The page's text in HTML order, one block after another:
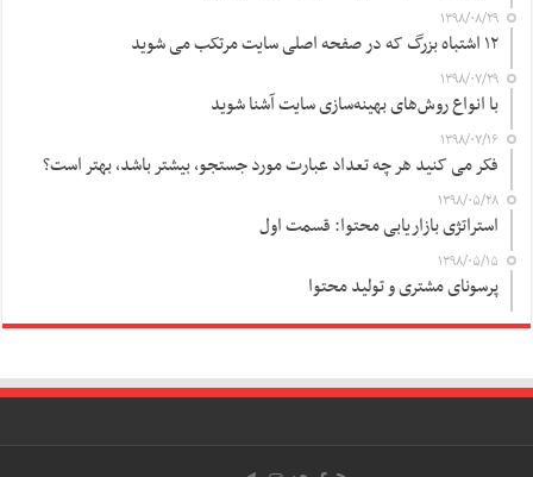
۱۳۹۸/۰۸/۲۹
۱۲ اشتباه بزرگ که در صفحه اصلی سایت مرتکب می شوید
۱۳۹۸/۰۷/۲۹
با انواع روش‌های بهینه‌سازی سایت آشنا شوید
۱۳۹۸/۰۷/۱۶
فکر می کنید هر چه تعداد عبارت مورد جستجو، بیشتر باشد، بهتر است؟
۱۳۹۸/۰۵/۲۸
استراتژی بازاریابی محتوا: قسمت اول
۱۳۹۸/۰۵/۱۵
پرسونای مشتری و تولید محتوا